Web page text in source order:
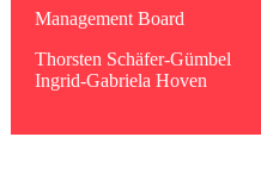
Management Board
Thorsten Schäfer-Gümbel
Ingrid-Gabriela Hoven